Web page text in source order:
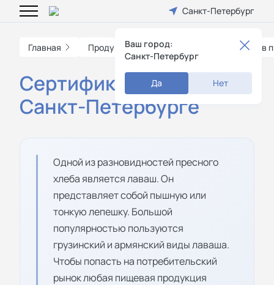
Санкт-Петербург
Ваш город:
Санкт-Петербург
Да Нет
Главная Продукция Сертификация продуктов
Сертификация лаваша в
Санкт-Петербурге
Одной из разновидностей пресного
хлеба является лаваш. Он
представляет собой пышную или
тонкую лепешку. Большой
популярностью пользуются
грузинский и армянский виды лаваша.
Чтобы попасть на потребительский
рынок любая пищевая продукция